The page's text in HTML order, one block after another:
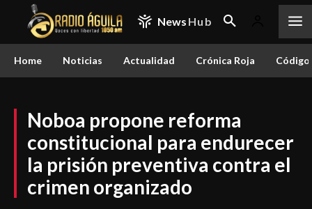
News Hub
Home Noticias Actualidad Crónica Roja
Noboa propone reforma
constitucional para endurecer
la prisión preventiva contra el
crimen organizado